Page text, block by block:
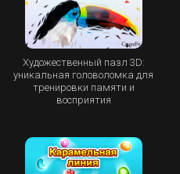
Художественный пазл 3D:
уникальная головоломка для
тренировки памяти и
восприятия